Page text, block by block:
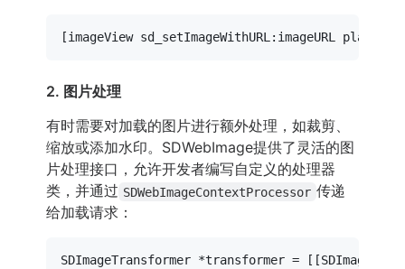
2. 图片处理
有时需要对加载的图片进行额外处理，如裁剪、
缩放或添加水印。SDWebImage提供了灵活的图
片处理接口，允许开发者编写自定义的处理器
类，并通过 SDWebImageContextProcessor 传递
给加载请求：
SDImageTransformer *transformer =